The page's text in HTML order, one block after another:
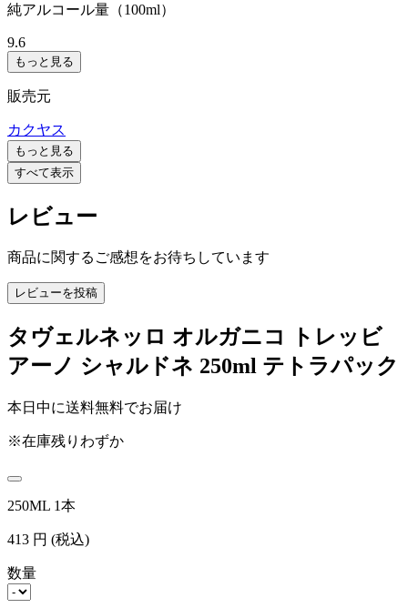
純アルコール量（100ml）
9.6
もっと見る
販売元
カクヤス
もっと見る
すべて表示
レビュー
商品に関するご感想をお待ちしています
レビューを投稿
タヴェルネッロ オルガニコ トレッビ
アーノ シャルドネ 250ml テトラパック
本日中に送料無料でお届け
※在庫残りわずか
250ML 1本
413 円 (税込)
数量